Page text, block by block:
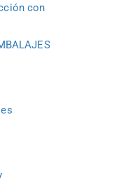
con